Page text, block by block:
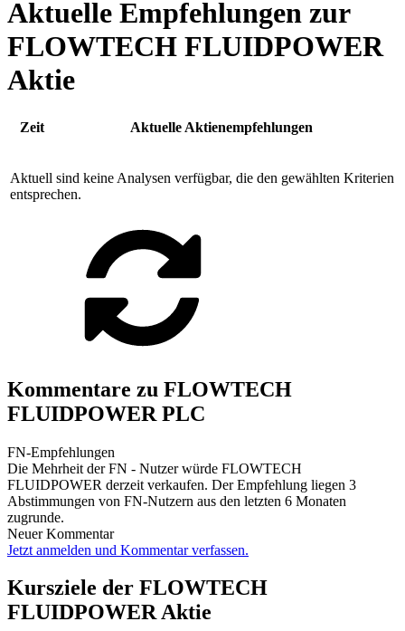
Aktuelle Empfehlungen zur
FLOWTECH FLUIDPOWER
Aktie
Zeit Aktuelle Aktienempfehlungen
Aktuell sind keine Analysen verfügbar, die den gewählten Kriterien
entsprechen.
Kommentare zu FLOWTECH
FLUIDPOWER PLC
FN-Empfehlungen
Die Mehrheit der FN - Nutzer würde FLOWTECH
FLUIDPOWER derzeit verkaufen. Der Empfehlung liegen 3
Abstimmungen von FN-Nutzern aus den letzten 6 Monaten
zugrunde.
Neuer Kommentar
Jetzt anmelden und Kommentar verfassen.
Kursziele der FLOWTECH
FLUIDPOWER Aktie